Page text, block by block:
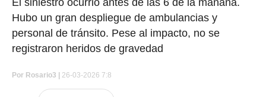
El siniestro ocurrió antes de las 6 de la mañana.
Hubo un gran despliegue de ambulancias y
personal de tránsito. Pese al impacto, no se
registraron heridos de gravedad
Por Rosario3 | 26-03-2026 7:8